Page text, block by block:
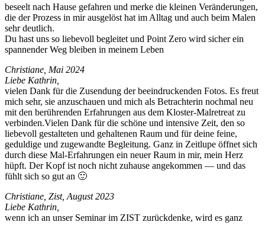
beseelt nach Hause gefahren und merke die kleinen Verän­derun­gen,
die der Prozess in mir aus­gelöst hat im All­t­ag und auch beim Malen
sehr deutlich.
Du hast uns so liebevoll begleit­et und Point Zero wird sich­er ein
span­nen­der Weg bleiben in meinem Leben
Chris­tiane, Mai 2024
Liebe Kathrin,
vie­len Dank für die Zusendung der beein­druck­enden Fotos. Es freut
mich sehr, sie anzuschauen und mich als Betra­ch­terin nochmal neu
mit den berühren­den Erfahrun­gen aus dem Kloster-Mal­re­treat zu
verbinden.Vielen Dank für die schöne und inten­sive Zeit, den so
liebevoll gestal­teten und gehal­te­nen Raum und für deine feine,
geduldige und zuge­wandte Begleitung. Ganz in Zeitlupe öffnet sich
durch diese Mal-Erfahrun­gen ein neuer Raum in mir, mein Herz
hüpft. Der Kopf ist noch nicht zuhause angekom­men — und das
fühlt sich so gut an 🙂
Chris­tiane, Zist, August 2023
Liebe Kathrin,
wenn ich an unser Sem­i­nar im ZIST zurück­denke, wird es ganz